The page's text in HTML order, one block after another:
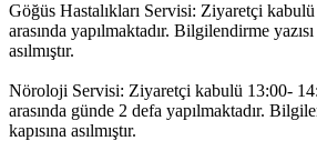
Göğüs Hastalıkları Servisi: Ziyaretçi
arasında yapılmaktadır. Bilgilendirme
asılmıştır.
Nöroloji Servisi: Ziyaretçi kabulü 13:00-
arasında günde 2 defa yapılmaktadır.
kapısına asılmıştır.